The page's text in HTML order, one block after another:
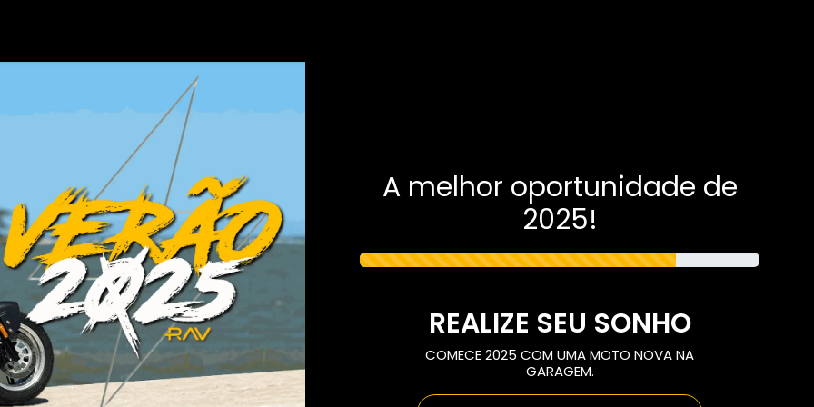
A melhor oportunidade de
2025!
REALIZE SEU SONHO
COMECE 2025 COM UMA MOTO NOVA NA
GARAGEM.